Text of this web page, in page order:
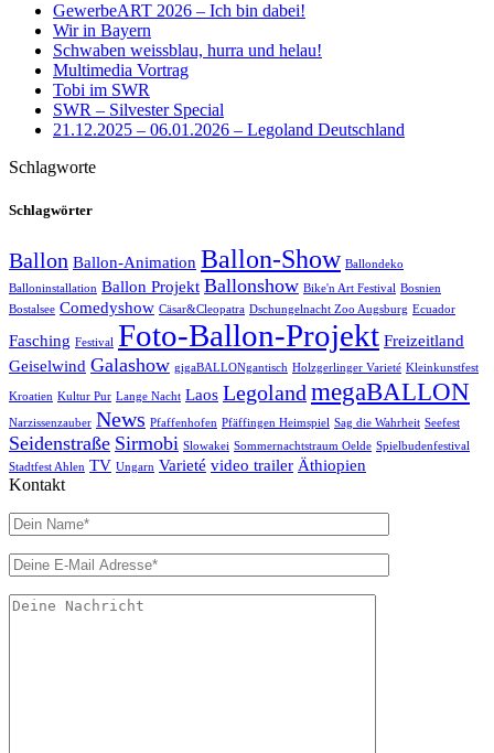
GewerbeART 2026 – Ich bin dabei!
Wir in Bayern
Schwaben weissblau, hurra und helau!
Multimedia Vortrag
Tobi im SWR
SWR – Silvester Special
21.12.2025 – 06.01.2026 – Legoland Deutschland
Schlagworte
Schlagwörter
Ballon Ballon-Animation Ballon-Show Ballondeko
Balloninstallation Ballon Projekt Ballonshow Bike'n Art Festival Bosnien
Bostalsee Comedyshow Cäsar&Cleopatra Dschungelnacht Zoo Augsburg Ecuador
Fasching Festival Foto-Ballon-Projekt Freizeitland
Geiselwind Galashow gigaBALLONgantisch Holzgerlinger Varieté Kleinkunstfest
Kroatien Kultur Pur Lange Nacht Laos LegolandmegaBALLON
Narzissenzauber News Pfaffenhofen Pfäffingen Heimspiel Sag die Wahrheit Seefest
Seidenstraße Sirmobi Slowakei Sommernachtstraum Oelde Spielbudenfestival
Stadtfest Ahlen TV Ungarn Varieté video trailer Äthiopien
Kontakt